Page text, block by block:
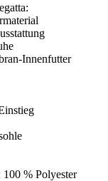
Innenfutter
% Polyester